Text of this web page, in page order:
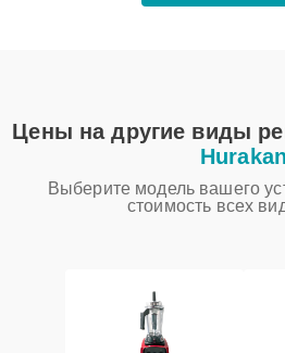
Цены на другие виды
Hurakan
Выберите модель вашего
стоимость всех